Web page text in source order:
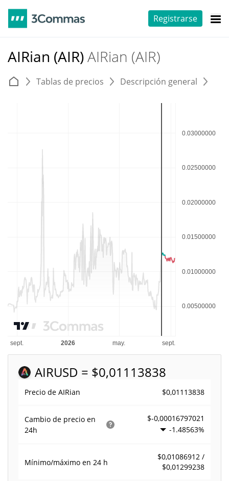
Registrarse
AIRian (AIR)AIRian (AIR)
Tablas de precios Descripción general
AIRUSD = $0,01113838
Precio de AIRian $0,01113838
Cambio de precio en
24h
$-0,00016797021
-1.48563%
Mínimo/máximo en 24 h
$0,01086912 /
$0,01299238